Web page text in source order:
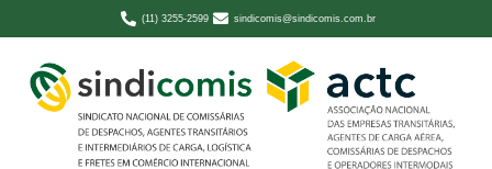
(11) 3255-2599 sindicomis@sindicomis.com.br